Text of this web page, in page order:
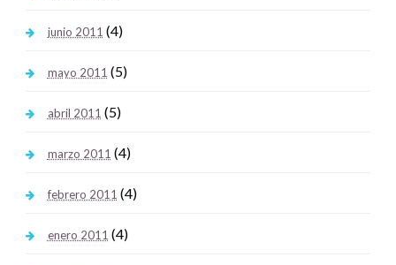
junio 2011 (4)
mayo 2011 (5)
abril 2011 (5)
marzo 2011 (4)
febrero 2011 (4)
enero 2011 (4)